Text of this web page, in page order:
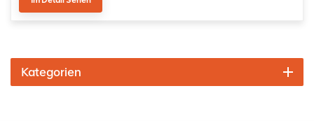
Kategorien